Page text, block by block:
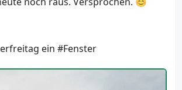
ein #Fenster